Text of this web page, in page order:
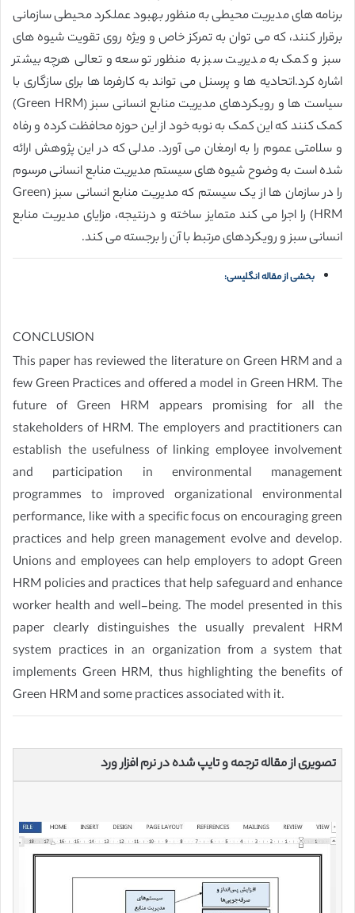
برنامه های مدیریت محیطی به منظور بهبود عملکرد محیطی سازمانی
برقرار کنند، که می توان به تمرکز خاص و ویژه روی تقویت شیوه های
سبز و کمک به مدیریت سبز به منظور توسعه و تعالی هرچه بیشتر
اشاره کرد.اتحادیه ها و پرسنل می تواند به کارفرما ها برای سازگاری با
سیاست ها و رویکردهای مدیریت منابع انسانی سبز (Green HRM)
کمک کنند که این کمک به نوبه خود از این حوزه محافظت کرده و رفاه
و سلامتی عموم را به ارمغان می آورد. مدلی که در این پژوهش ارائه
شده است به وضوح شیوه های سیستم مدیریت منابع انسانی مرسوم
را در سازمان ها از یک سیستم که مدیریت منابع انسانی سبز (Green
HRM) را اجرا می کند متمایز ساخته و درنتیجه، مزایای مدیریت منابع
انسانی سبز و رویکردهای مرتبط با آن را برجسته می کند.
بخشی از مقاله انگلیسی:
CONCLUSION
This paper has reviewed the literature on Green HRM and a
few Green Practices and offered a model in Green HRM. The
future of Green HRM appears promising for all the
stakeholders of HRM. The employers and practitioners can
establish the usefulness of linking employee involvement
and participation in environmental management
programmes to improved organizational environmental
performance, like with a specific focus on encouraging green
practices and help green management evolve and develop.
Unions and employees can help employers to adopt Green
HRM policies and practices that help safeguard and enhance
worker health and well-being. The model presented in this
paper clearly distinguishes the usually prevalent HRM
system practices in an organization from a system that
implements Green HRM, thus highlighting the benefits of
Green HRM and some practices associated with it.
تصویری از مقاله ترجمه و تایپ شده در نرم افزار ورد